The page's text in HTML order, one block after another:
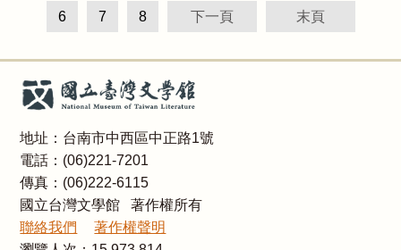
6 7 8 下一頁 末頁
地址：台南市中西區中正路1號
電話：(06)221-7201
傳真：(06)222-6115
國立台灣文學館 著作權所有
聯絡我們
著作權聲明